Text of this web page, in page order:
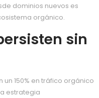
dominios nuevos es
orgánico.
sin
150% en tráfico orgánico
estrategia